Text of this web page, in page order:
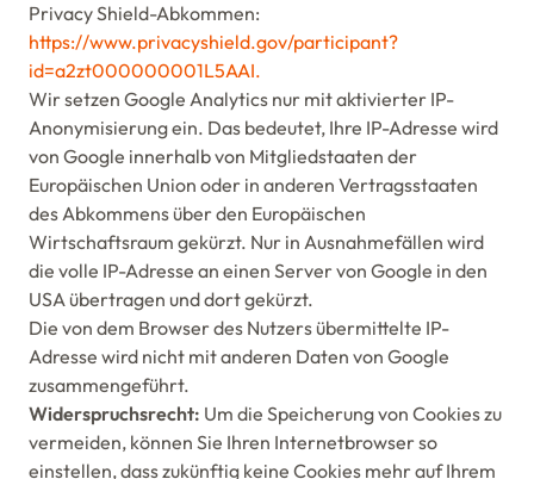
Privacy Shield-Abkommen:
https://www.privacyshield.gov/participant?
id=a2zt000000001L5AAI.
Wir setzen Google Analytics nur mit aktivierter IP-
Anonymisierung ein. Das bedeutet, Ihre IP-Adresse wird
von Google innerhalb von Mitgliedstaaten der
Europäischen Union oder in anderen Vertragsstaaten
des Abkommens über den Europäischen
Wirtschaftsraum gekürzt. Nur in Ausnahmefällen wird
die volle IP-Adresse an einen Server von Google in den
USA übertragen und dort gekürzt.
Die von dem Browser des Nutzers übermittelte IP-
Adresse wird nicht mit anderen Daten von Google
zusammengeführt.
Widerspruchsrecht: Um die Speicherung von Cookies zu
vermeiden, können Sie Ihren Internetbrowser so
einstellen, dass zukünftig keine Cookies mehr auf Ihrem